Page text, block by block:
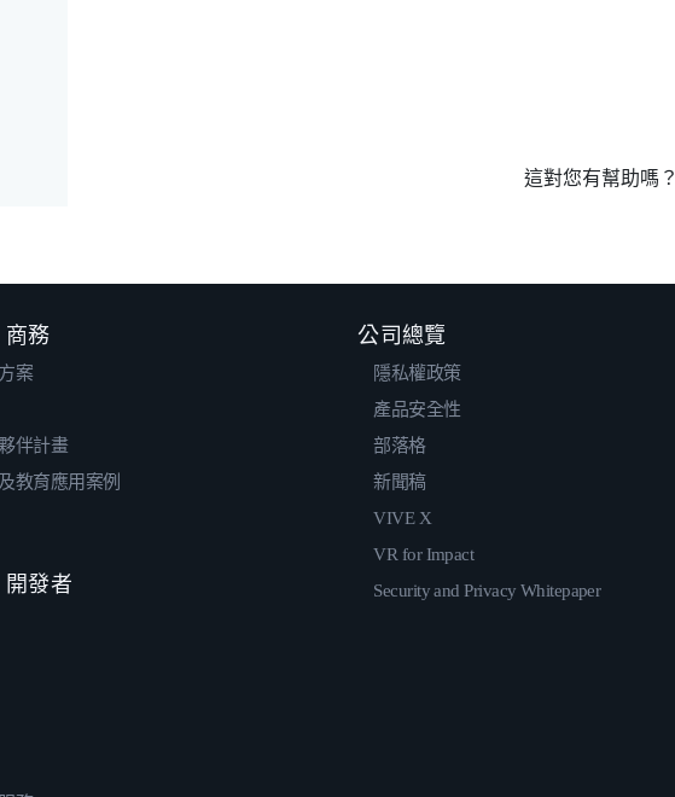
這對您有幫助嗎？
務
案
伴計畫
教育應用案例
發者
公司總覽
隱私權政策
產品安全性
部落格
新聞稿
VIVE X
VR for Impact
Security and Privacy Whitepaper